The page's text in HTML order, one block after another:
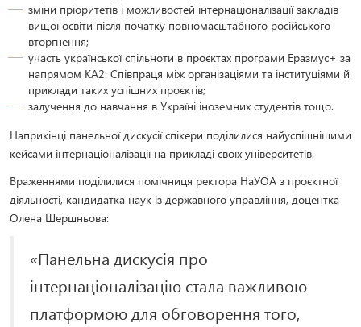
зміни пріоритетів і можливостей інтернаціоналізації закладів
вищої освіти після початку повномасштабного російського
вторгнення;
участь української спільноти в проєктах програми Еразмус+ за
напрямом KA2: Співпраця між організаціями та інституціями й
приклади таких успішних проєктів;
залучення до навчання в Україні іноземних студентів тощо.
Наприкінці панельної дискусії спікери поділилися найуспішнішими
кейсами інтернаціоналізації на прикладі своїх університетів.
Враженнями поділилися помічниця ректора НаУОА з проєктної
діяльності, кандидатка наук із державного управління, доцентка
Олена Шершньова:
«Панельна дискусія про
інтернаціоналізацію стала важливою
платформою для обговорення того,